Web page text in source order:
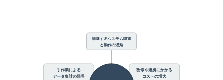
頻発するシステム障害
と動作の遅延
改修や連携にかかる
コストの増大
手作業による
データ集計の限界